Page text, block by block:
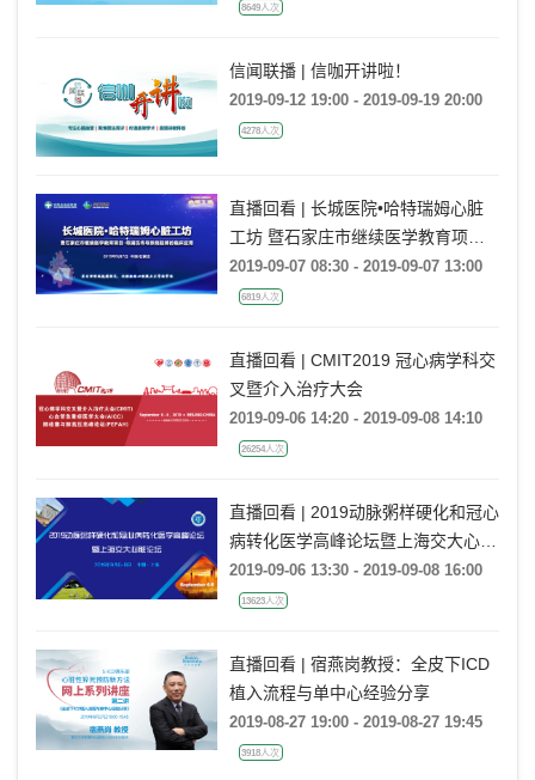
8649人次
信闻联播 | 信咖开讲啦！
2019-09-12 19:00 - 2019-09-19 20:00
4278人次
直播回看 | 长城医院•哈特瑞姆心脏
工坊 暨石家庄市继续医学教育项目-
希浦氏传导系统起搏的临床应用
2019-09-07 08:30 - 2019-09-07 13:00
6819人次
直播回看 | CMIT2019 冠心病学科交
叉暨介入治疗大会
2019-09-06 14:20 - 2019-09-08 14:10
26254人次
直播回看 | 2019动脉粥样硬化和冠心
病转化医学高峰论坛暨上海交大心脏
论坛
2019-09-06 13:30 - 2019-09-08 16:00
13623人次
直播回看 | 宿燕岗教授：全皮下ICD
植入流程与单中心经验分享
2019-08-27 19:00 - 2019-08-27 19:45
3918人次